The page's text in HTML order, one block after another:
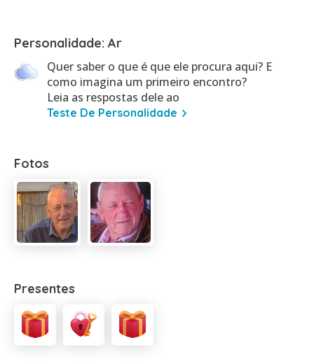
Personalidade: Ar
Quer saber o que é que ele procura aqui? E
como imagina um primeiro encontro?
Leia as respostas dele ao
Teste De Personalidade
Fotos
Presentes